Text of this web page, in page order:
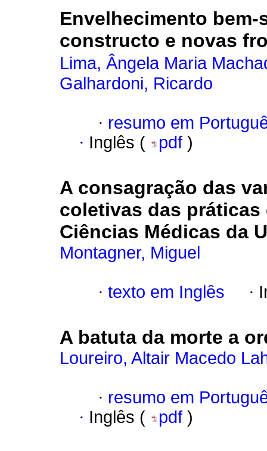
Envelhecimento bem-
constructo e novas
Lima, Ângela Maria
Galhardoni, Ricardo
· resumo em
· Inglês ( pdf )
A consagração das
coletivas das
Ciências Médicas da
Montagner, Miguel
· texto em Inglês ·
A batuta da morte a
Loureiro, Altair Macedo
· resumo em
· Inglês ( pdf )